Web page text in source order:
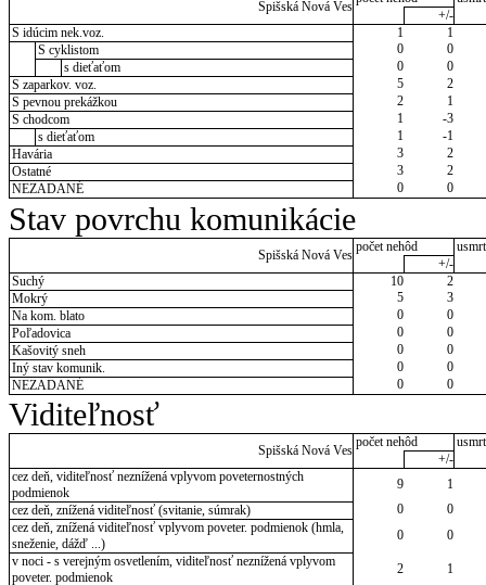
Spišská Nová Ves
+/-
S idúcim nek.voz.
1
1
S cyklistom
0
0
s dieťaťom
0
0
S zaparkov. voz.
5
2
S pevnou prekážkou
2
1
S chodcom
1
-3
s dieťaťom
1
-1
Havária
3
2
Ostatné
3
2
NEZADANÉ
0 0
Stav povrchu komunikácie
Spišská Nová Ves
počet nehôd
+/-
Suchý
10
2
Mokrý
5
3
Na kom. blato
0
0
Poľadovica
0
0
Kašovitý sneh
0
0
Iný stav komunik.
0
0
NEZADANÉ
0 0
Viditeľnosť
Spišská Nová Ves
počet nehôd
+/-
cez deň, viditeľnosť neznížená vplyvom poveternostných
podmienok
9
1
cez deň, znížená viditeľnosť (svitanie, súmrak)
0
0
cez deň, znížená viditeľnosť vplyvom poveter. podmienok (hmla,
sneženie, dážď ...)
0
0
v noci - s verejným osvetlením, viditeľnosť neznížená vplyvom
poveter. podmienok
2
1